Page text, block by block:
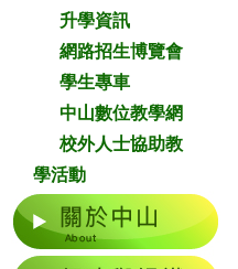
升學資訊
網路招生博覽會
學生專車
中山數位教學網
校外人士協助教
學活動